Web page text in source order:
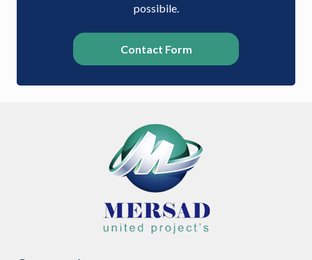
possibile.
Contact Form